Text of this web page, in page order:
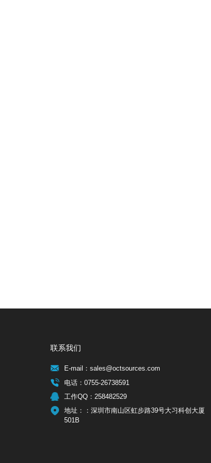
联系我们
E-mail：sales@octsources.com
电话：0755-26738591
工作QQ：258482529
地址：：深圳市南山区虹步路39号大习科创大厦
501B